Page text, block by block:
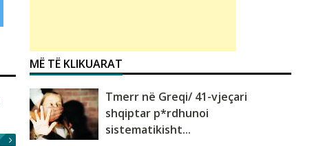
MË TË KLIKUARAT
Tmerr në Greqi/ 41-vjeçari
shqiptar p*rdhunoi
sistematikisht...